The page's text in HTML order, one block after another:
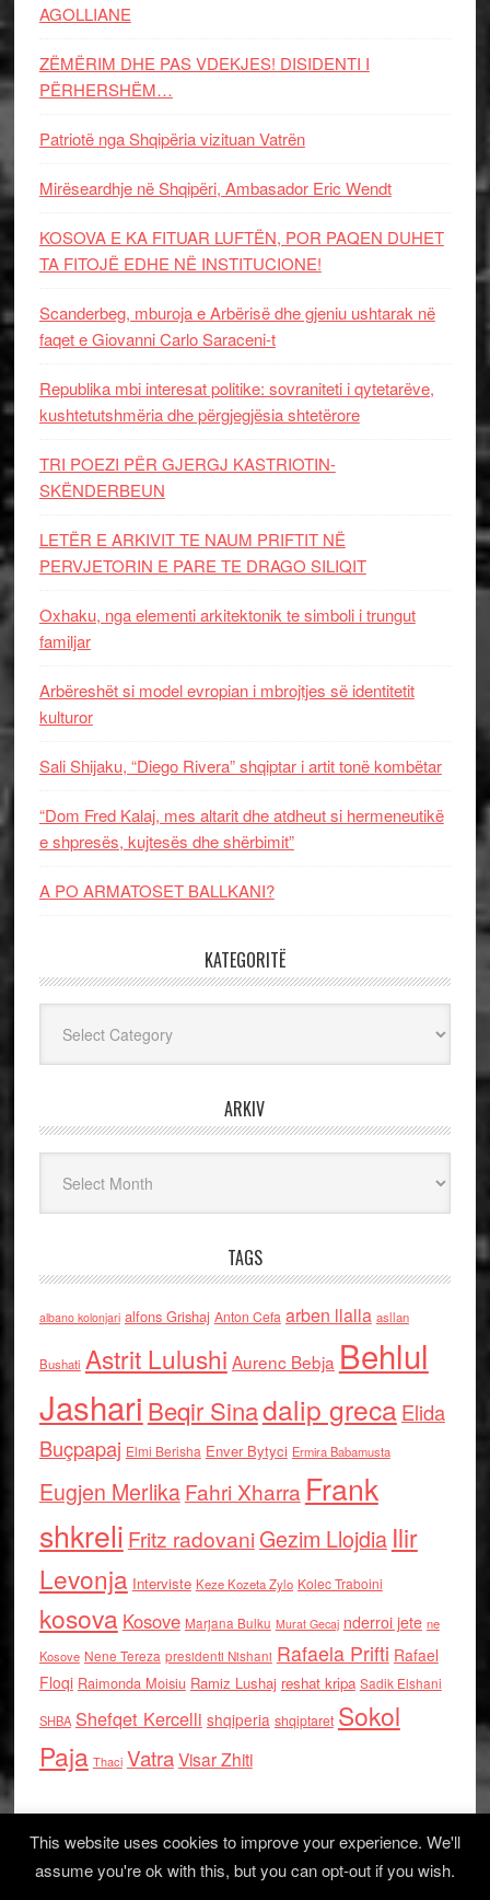
AGOLLIANE
ZËMËRIM DHE PAS VDEKJES! DISIDENTI I
PËRHERSHËM…
Patriotë nga Shqipëria vizituan Vatrën
Mirëseardhje në Shqipëri, Ambasador Eric Wendt
KOSOVA E KA FITUAR LUFTËN, POR PAQEN DUHET
TA FITOJË EDHE NË INSTITUCIONE!
Scanderbeg, mburoja e Arbërisë dhe gjeniu ushtarak në
faqet e Giovanni Carlo Saraceni-t
Republika mbi interesat politike: sovraniteti i qytetarëve,
kushtetutshmëria dhe përgjegjësia shtetërore
TRI POEZI PËR GJERGJ KASTRIOTIN-
SKËNDERBEUN
LETËR E ARKIVIT TE NAUM PRIFTIT NË
PERVJETORIN E PARE TE DRAGO SILIQIT
Oxhaku, nga elementi arkitektonik te simboli i trungut
familjar
Arbëreshët si model evropian i mbrojtjes së identitetit
kulturor
Sali Shijaku, “Diego Rivera” shqiptar i artit tonë kombëtar
“Dom Fred Kalaj, mes altarit dhe atdheut si hermeneutikë
e shpresës, kujtesës dhe shërbimit”
A PO ARMATOSET BALLKANI?
KATEGORITË
ARKIV
TAGS
albano kolonjari alfons Grishaj Anton Cefa arben llalla asllan
Bushati Astrit Lulushi Aurenc Bebja Behlul
Jashari Beqir Sinadalip grecaElida
Buçpapaj Elmi Berisha Enver Bytyci Ermira Babamusta
Eugjen MerlikaFahri Xharra Frank
shkreli Fritz radovaniGezim Llojdia Ilir
Levonja Interviste Keze Kozeta Zylo Kolec Traboini
kosova Kosove Marjana Bulku Murat Gecaj nderroi jete ne
Kosove Nene Tereza presidenti Nishani Rafaela Prifti Rafael
Floqi Raimonda Moisiu Ramiz Lushaj reshat kripa Sadik Elshani
SHBA Shefqet Kercelli shqiperia shqiptaret Sokol
Paja Thaci VatraVisar Zhiti
This website uses cookies to improve your experience. We'll
assume you're ok with this, but you can opt-out if you wish.